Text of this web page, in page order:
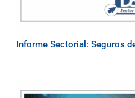
Informe Sectorial: Seguros